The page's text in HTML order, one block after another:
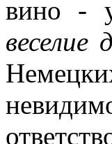
вино -